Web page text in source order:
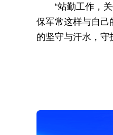
“站勤工作，
保军常这样与自己
的坚守与汗水，守